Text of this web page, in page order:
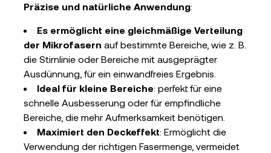
Präzise und natürliche Anwendung:
Es ermöglicht eine gleichmäßige Verteilung
der Mikrofasern auf bestimmte Bereiche, wie z. B.
die Stirnlinie oder Bereiche mit ausgeprägter
Ausdünnung, für ein einwandfreies Ergebnis.
Ideal für kleine Bereiche: perfekt für eine
schnelle Ausbesserung oder für empfindliche
Bereiche, die mehr Aufmerksamkeit benötigen.
Maximiert den Deckeffekt: Ermöglicht die
Verwendung der richtigen Fasermenge, vermeidet